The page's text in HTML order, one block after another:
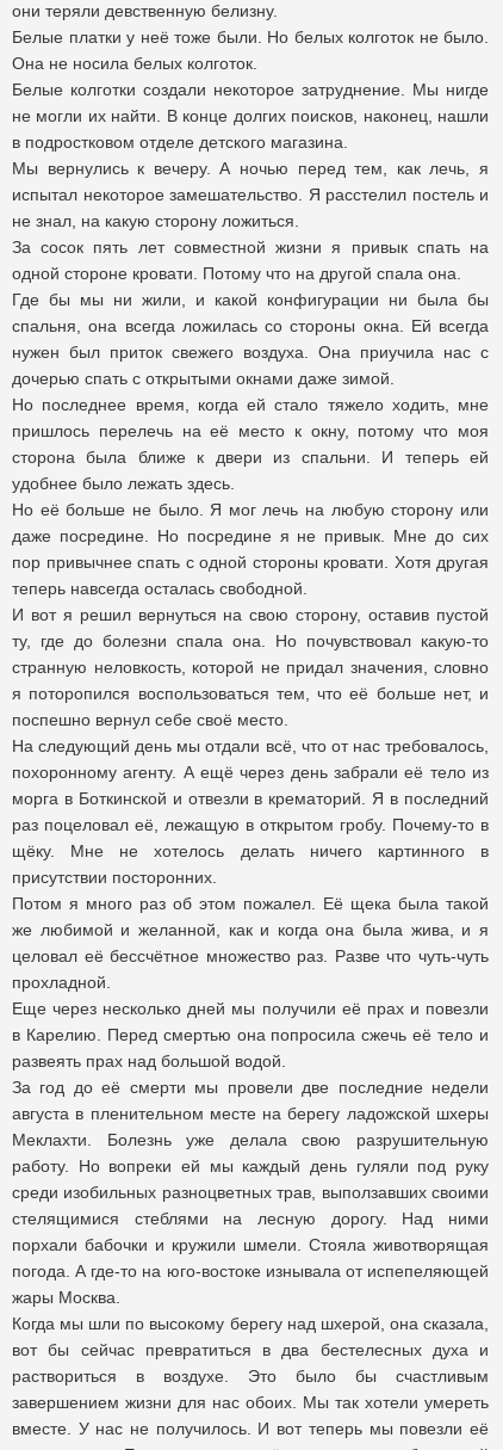
они теряли девственную белизну.
Белые платки у неё тоже были. Но белых колготок не было.
Она не носила белых колготок.
Белые колготки создали некоторое затруднение. Мы нигде
не могли их найти. В конце долгих поисков, наконец, нашли
в подростковом отделе детского магазина.
Мы вернулись к вечеру. А ночью перед тем, как лечь, я
испытал некоторое замешательство. Я расстелил постель и
не знал, на какую сторону ложиться.
За сосок пять лет совместной жизни я привык спать на
одной стороне кровати. Потому что на другой спала она.
Где бы мы ни жили, и какой конфигурации ни была бы
спальня, она всегда ложилась со стороны окна. Ей всегда
нужен был приток свежего воздуха. Она приучила нас с
дочерью спать с открытыми окнами даже зимой.
Но последнее время, когда ей стало тяжело ходить, мне
пришлось перелечь на её место к окну, потому что моя
сторона была ближе к двери из спальни. И теперь ей
удобнее было лежать здесь.
Но её больше не было. Я мог лечь на любую сторону или
даже посредине. Но посредине я не привык. Мне до сих
пор привычнее спать с одной стороны кровати. Хотя другая
теперь навсегда осталась свободной.
И вот я решил вернуться на свою сторону, оставив пустой
ту, где до болезни спала она. Но почувствовал какую-то
странную неловкость, которой не придал значения, словно
я поторопился воспользоваться тем, что её больше нет, и
поспешно вернул себе своё место.
На следующий день мы отдали всё, что от нас требовалось,
похоронному агенту. А ещё через день забрали её тело из
морга в Боткинской и отвезли в крематорий. Я в последний
раз поцеловал её, лежащую в открытом гробу. Почему-то в
щёку. Мне не хотелось делать ничего картинного в
присутствии посторонних.
Потом я много раз об этом пожалел. Её щека была такой
же любимой и желанной, как и когда она была жива, и я
целовал её бессчётное множество раз. Разве что чуть-чуть
прохладной.
Еще через несколько дней мы получили её прах и повезли
в Карелию. Перед смертью она попросила сжечь её тело и
развеять прах над большой водой.
За год до её смерти мы провели две последние недели
августа в пленительном месте на берегу ладожской шхеры
Меклахти. Болезнь уже делала свою разрушительную
работу. Но вопреки ей мы каждый день гуляли под руку
среди изобильных разноцветных трав, выползавших своими
стелящимися стеблями на лесную дорогу. Над ними
порхали бабочки и кружили шмели. Стояла животворящая
погода. А где-то на юго-востоке изнывала от испепеляющей
жары Москва.
Когда мы шли по высокому берегу над шхерой, она сказала,
вот бы сейчас превратиться в два бестелесных духа и
раствориться в воздухе. Это было бы счастливым
завершением жизни для нас обоих. Мы так хотели умереть
вместе. У нас не получилось. И вот теперь мы повезли её